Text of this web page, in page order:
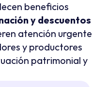
beneficios
y descuentos
atención urgente
y productores
patrimonial y